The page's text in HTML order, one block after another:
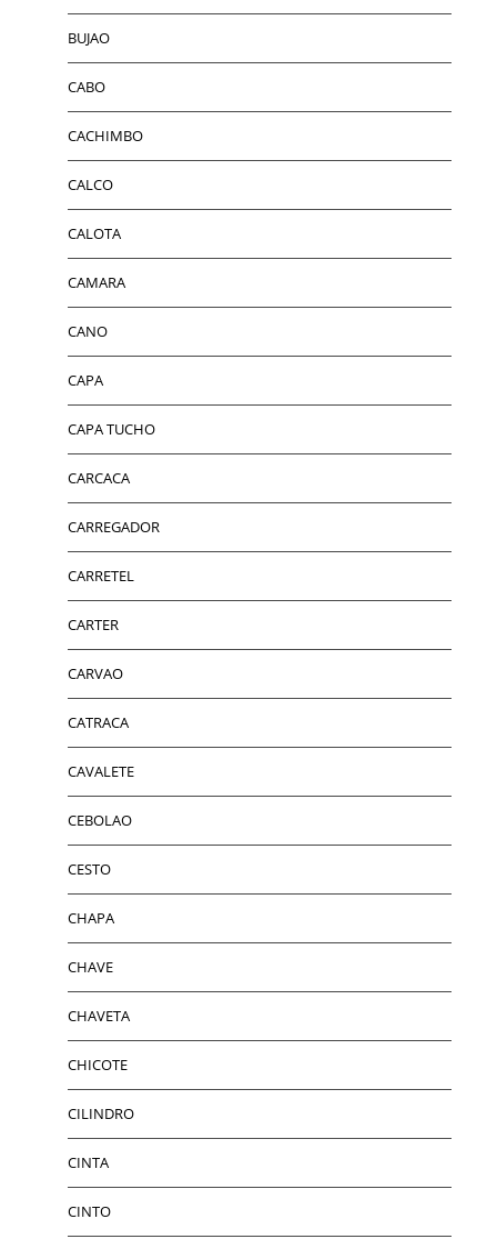
BUJAO
CABO
CACHIMBO
CALCO
CALOTA
CAMARA
CANO
CAPA
CAPA TUCHO
CARCACA
CARREGADOR
CARRETEL
CARTER
CARVAO
CATRACA
CAVALETE
CEBOLAO
CESTO
CHAPA
CHAVE
CHAVETA
CHICOTE
CILINDRO
CINTA
CINTO